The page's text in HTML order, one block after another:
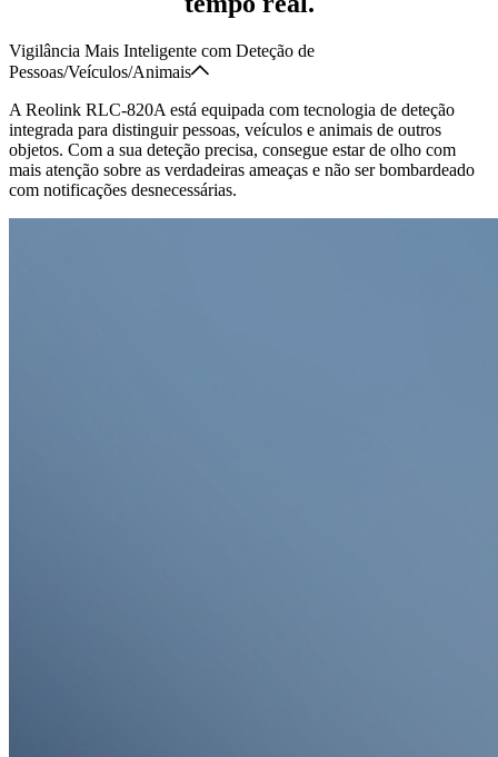
Vigilância Mais Inteligente com Deteção de
Pessoas/Veículos/Animais
A Reolink RLC-820A está equipada com tecnologia de deteção
integrada para distinguir pessoas, veículos e animais de outros
objetos. Com a sua deteção precisa, consegue estar de olho com
mais atenção sobre as verdadeiras ameaças e não ser bombardeado
com notificações desnecessárias.